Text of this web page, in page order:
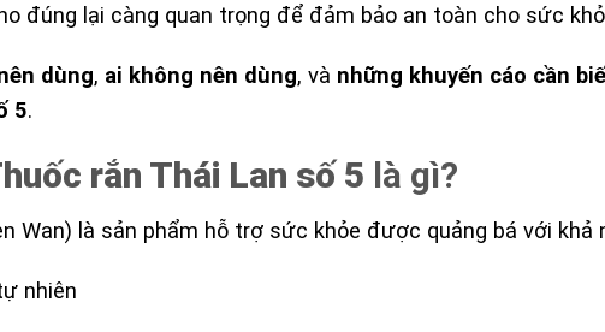
đúng lại càng quan trọng để đảm bảo an toàn cho sức
dùng, ai không nên dùng, và những khuyến cáo cần
5.
rắn Thái Lan số 5 là gì?
Wan) là sản phẩm hỗ trợ sức khỏe được quảng bá với khả
nhiên